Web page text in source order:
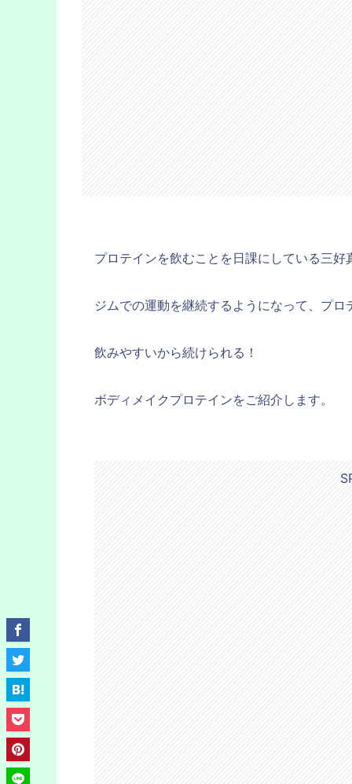
プロテインを飲むことを日課にしている三好
ジムでの運動を継続するようになって、プロ
飲みやすいから続けられる！
ボディメイクプロテインをご紹介します。